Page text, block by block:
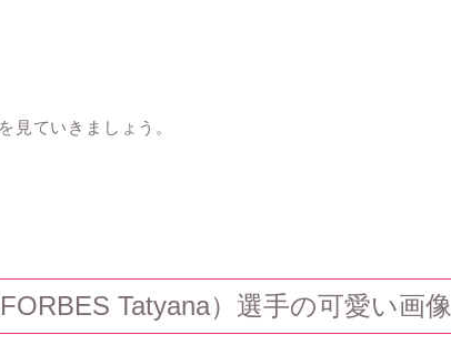
見ていきましょう。
Tatyana）選手の可愛い画像